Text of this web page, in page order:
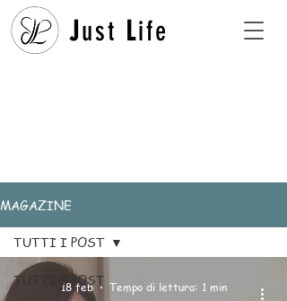
Just Life
MAGAZINE
TUTTI I POST
TUTTI I POST
18 feb Tempo di lettura: 1 min